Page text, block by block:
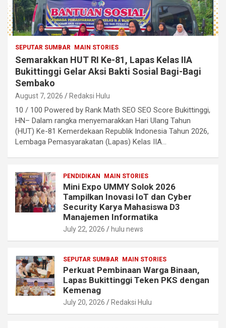
SEPUTAR SUMBAR MAIN STORIES
Semarakkan HUT RI Ke-81, Lapas Kelas IIA
Bukittinggi Gelar Aksi Bakti Sosial Bagi-Bagi
Sembako
August 7, 2026 Redaksi Hulu
10 / 100 Powered by Rank Math SEO SEO Score Bukittinggi,
HN– Dalam rangka menyemarakkan Hari Ulang Tahun
(HUT) Ke-81 Kemerdekaan Republik Indonesia Tahun 2026,
Lembaga Pemasyarakatan (Lapas) Kelas IIA…
PENDIDIKAN MAIN STORIES
Mini Expo UMMY Solok 2026
Tampilkan Inovasi IoT dan Cyber
Security Karya Mahasiswa D3
Manajemen Informatika
July 22, 2026 hulu news
SEPUTAR SUMBAR MAIN STORIES
Perkuat Pembinaan Warga Binaan,
Lapas Bukittinggi Teken PKS dengan
Kemenag
July 20, 2026 Redaksi Hulu